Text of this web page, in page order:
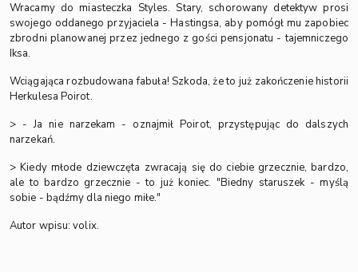
Wracamy do miasteczka Styles. Stary, schorowany detektyw prosi
swojego oddanego przyjaciela - Hastingsa, aby pomógł mu zapobiec
zbrodni planowanej przez jednego z gości pensjonatu - tajemniczego
Iksa.
Wciągająca rozbudowana fabuła! Szkoda, że to już zakończenie historii
Herkulesa Poirot.
> - Ja nie narzekam - oznajmił Poirot, przystępując do dalszych
narzekań.
> Kiedy młode dziewczęta zwracają się do ciebie grzecznie, bardzo,
ale to bardzo grzecznie - to już koniec. "Biedny staruszek - myślą
sobie - bądźmy dla niego miłe."
Autor wpisu: volix.